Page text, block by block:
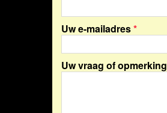
Uw e-mailadres*
Uw vraag of opmerking